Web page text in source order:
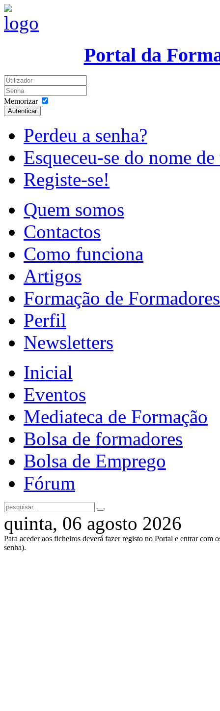
Portal da
Memorizar
Autenticar
Perdeu a senha?
Esqueceu-se do nome
Registe-se!
Quem somos
Contactos
Como funciona
Artigos
Formação de Formadores
Perfil
Newsletters
Inicial
Eventos
Mediateca de Formação
Bolsa de formadores
Bolsa de Emprego
Fórum
quinta, 06 agosto 2026
Para aceder aos ficheiros deverá fazer registo no Portal e entrar com
senha).